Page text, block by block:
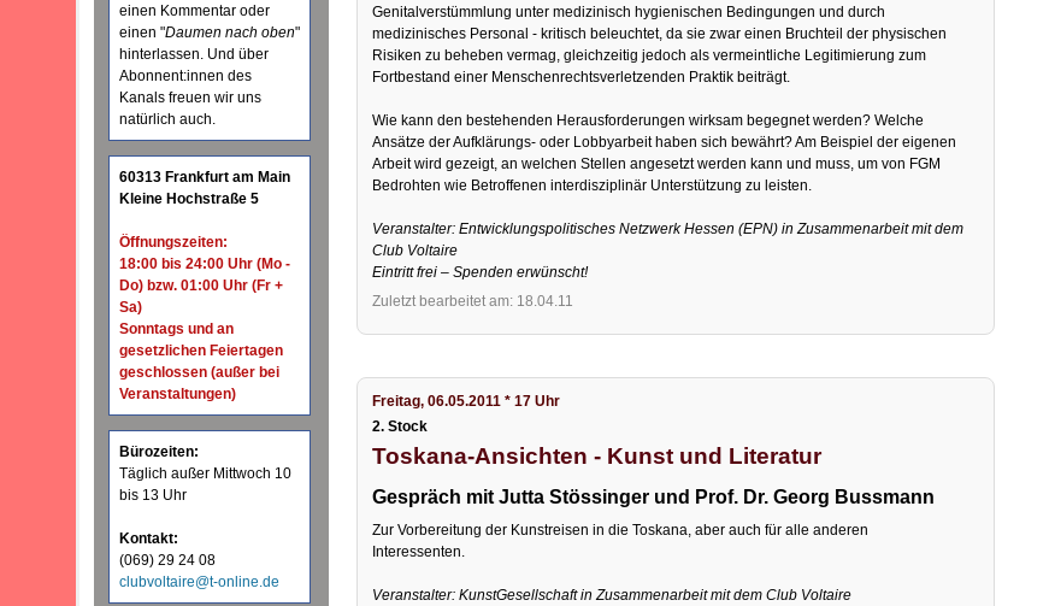
einen Kommentar oder
einen "Daumen nach oben"
hinterlassen. Und über
Abonnent:innen des
Kanals freuen wir uns
natürlich auch.
60313 Frankfurt am Main
Kleine Hochstraße 5
Öffnungszeiten:
18:00 bis 24:00 Uhr (Mo -
Do) bzw. 01:00 Uhr (Fr +
Sa)
Sonntags und an
gesetzlichen Feiertagen
geschlossen (außer bei
Veranstaltungen)
Bürozeiten:
Täglich außer Mittwoch 10
bis 13 Uhr
Kontakt:
(069) 29 24 08
clubvoltaire@t-online.de
Genitalverstümmlung unter medizinisch hygienischen Bedingungen und durch
medizinisches Personal - kritisch beleuchtet, da sie zwar einen Bruchteil der physischen
Risiken zu beheben vermag, gleichzeitig jedoch als vermeintliche Legitimierung zum
Fortbestand einer Menschenrechtsverletzenden Praktik beiträgt.
Wie kann den bestehenden Herausforderungen wirksam begegnet werden? Welche
Ansätze der Aufklärungs- oder Lobbyarbeit haben sich bewährt? Am Beispiel der eigenen
Arbeit wird gezeigt, an welchen Stellen angesetzt werden kann und muss, um von FGM
Bedrohten wie Betroffenen interdisziplinär Unterstützung zu leisten.
Veranstalter: Entwicklungspolitisches Netzwerk Hessen (EPN) in Zusammenarbeit mit dem
Club Voltaire
Eintritt frei – Spenden erwünscht!
Zuletzt bearbeitet am: 18.04.11
Freitag, 06.05.2011 * 17 Uhr
2. Stock
Toskana-Ansichten - Kunst und Literatur
Gespräch mit Jutta Stössinger und Prof. Dr. Georg Bussmann
Zur Vorbereitung der Kunstreisen in die Toskana, aber auch für alle anderen
Interessenten.
Veranstalter: KunstGesellschaft in Zusammenarbeit mit dem Club Voltaire